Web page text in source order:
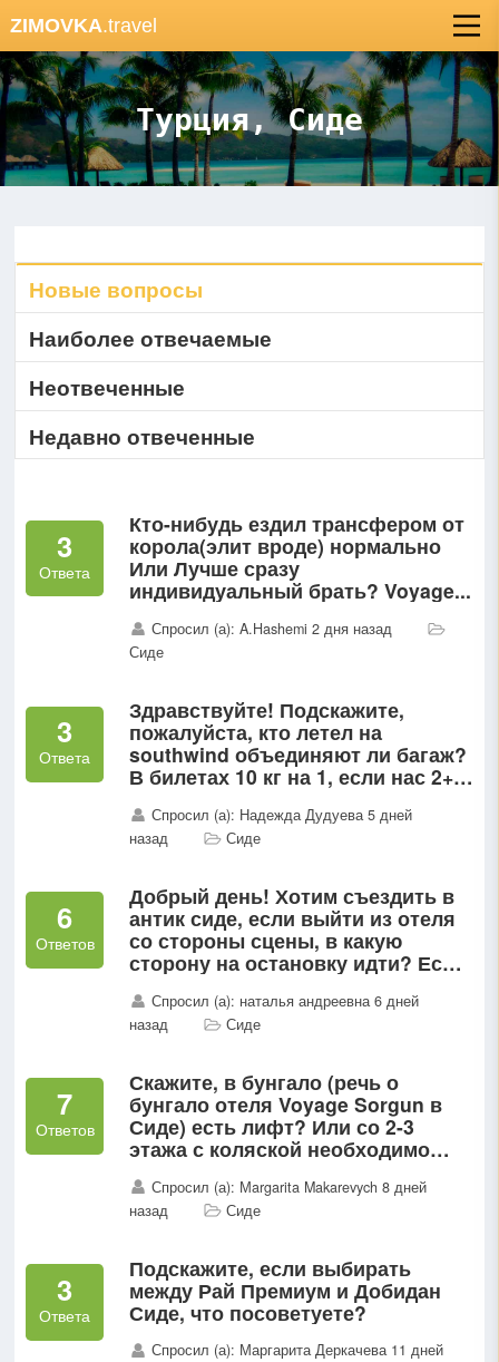
ZIMOVKA.travel
Турция, Сиде
Новые вопросы
Наиболее отвечаемые
Неотвеченные
Недавно отвеченные
3
Ответа
Кто-нибудь ездил трансфером от
корола(элит вроде) нормально
Или Лучше сразу
индивидуальный брать? Voyage...
Спросил (а): A.Hashemi 2 дня назад
Сиде
3
Ответа
Здравствуйте! Подскажите,
пожалуйста, кто летел на
southwind объединяют ли багаж?
В билетах 10 кг на 1, если нас 2+1,
Спросил (а): Надежда Дудуева 5 дней
назад
Сиде
6
Ответов
Добрый день! Хотим съездить в
антик сиде, если выйти из отеля
со стороны сцены, в какую
сторону на остановку идти? Если
Спросил (а): наталья андреевна 6 дней
назад
Сиде
7
Ответов
Скажите, в бунгало (речь о
бунгало отеля Voyage Sorgun в
Сиде) есть лифт? Или со 2-3
этажа с коляской необходимо
Спросил (а): Мargarita Makarevych 8 дней
назад
Сиде
3
Ответа
Подскажите, если выбирать
между Рай Премиум и Добидан
Сиде, что посоветуете?
Спросил (а): Маргарита Деркачева 11 дней